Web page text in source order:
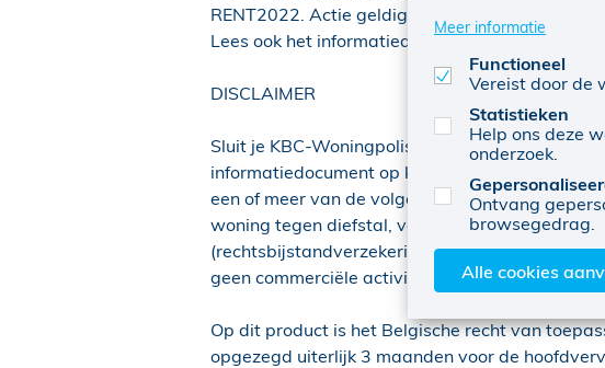
RENT2022. Actie geldig van 1 augustus tot en
Lees ook het informatiedocument opkbc.be/
DISCLAIMER
Sluit je KBC-Woningpolis van KBC
informatiedocument op kbc.be/
een of meer van de volgende verzekeringen
woning tegen diefstal, verzekering
(rechtsbijstandverzekering). Deze
geen commerciële activiteit of een vrij beroep
Op dit product is het Belgische recht van
opgezegd uiterlijk 3 maanden voor de
Meer informatie
Functioneel
Vereist door de
Statistieken
Help ons deze
onderzoek.
Ontvang
browsegedrag.
Alle cookies